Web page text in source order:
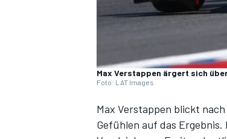
Max Verstappen ärgert sich
Foto: LAT Images
Max Verstappen blickt
Gefühlen auf das